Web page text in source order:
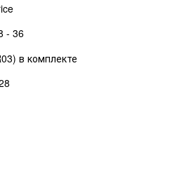
- 36
в комплекте